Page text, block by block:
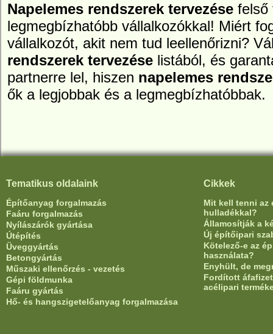
Napelemes rendszerek tervezése felső
legmegbízhatóbb vállalkozókkal! Miért
vállalkozót, akit nem tud leellenőrizni?
rendszerek tervezése listából, és
partnerre lel, hiszen napelemes
ők a legjobbak és a legmegbízhatóbbak.
Tematikus oldalaink
Építőanyag forgalmazás
Faáru forgalmazás
Nyílászárók gyártása
Útépítés
Üveggyártás
Betongyártás
Műszaki ellenőrzés - vezetés
Gépi földmunka
Faáru gyártás
Hő- és hangszigetelőanyag forgalmazása
Cikkek
Mit kell tenni az
hulladékkal?
Államosítják a
Új építőipari
Kötelező-e az
használata?
Enyhült, de
Fordított
acélipari